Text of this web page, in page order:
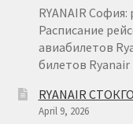
RYANAIR
Расписание
авиабилетов
билетов Ryanair
RYANAIR
April 9, 2026